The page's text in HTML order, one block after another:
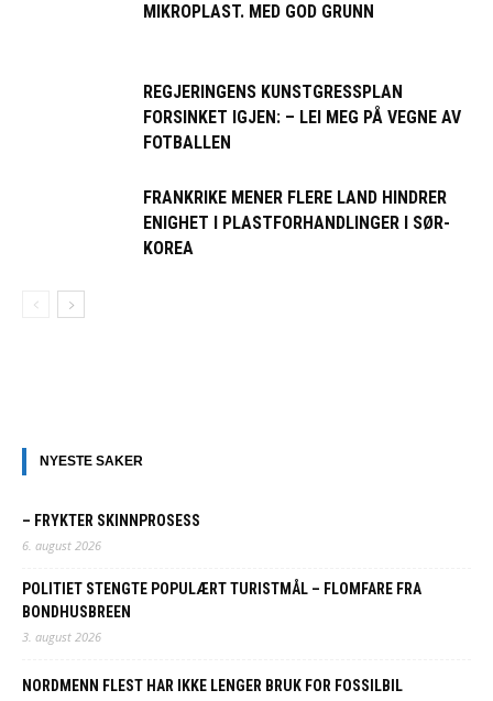
MIKROPLAST. MED GOD GRUNN
REGJERINGENS KUNSTGRESSPLAN
FORSINKET IGJEN: – LEI MEG PÅ VEGNE AV
FOTBALLEN
FRANKRIKE MENER FLERE LAND HINDRER
ENIGHET I PLASTFORHANDLINGER I SØR-
KOREA
NYESTE SAKER
– FRYKTER SKINNPROSESS
6. august 2026
POLITIET STENGTE POPULÆRT TURISTMÅL – FLOMFARE FRA
BONDHUSBREEN
3. august 2026
NORDMENN FLEST HAR IKKE LENGER BRUK FOR FOSSILBIL